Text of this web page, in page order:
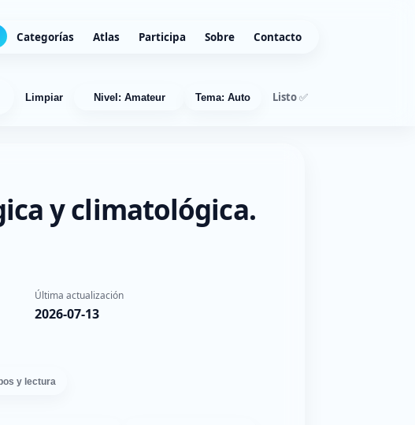
Categorías Atlas Participa Sobre Contacto
Limpiar Nivel: Amateur Tema: Auto Listo ✅
y climatológica.
Última actualización
2026-07-13
y lectura